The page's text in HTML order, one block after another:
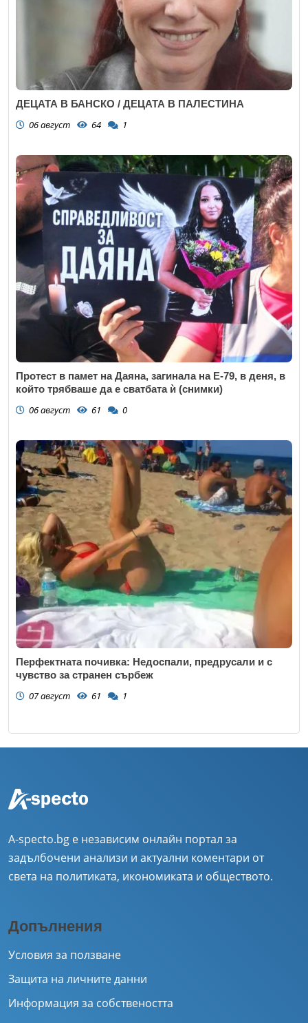
ДЕЦАТА В БАНСКО / ДЕЦАТА В ПАЛЕСТИНА
06 август 64 1
Протест в памет на Даяна, загинала на Е-79, в деня, в
който трябваше да е сватбата ѝ (снимки)
06 август 61 0
Перфектната почивка: Недоспали, предрусали и с
чувство за странен сърбеж
07 август 61 1
A-specto.bg е независим онлайн портал за
задълбочени анализи и актуални коментари от
света на политиката, икономиката и обществото.
Допълнения
Условия за ползване
Защита на личните данни
Информация за собствеността